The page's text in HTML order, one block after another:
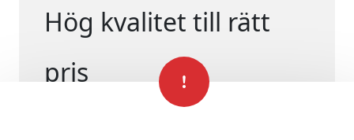
Hög kvalitet till rätt
pris